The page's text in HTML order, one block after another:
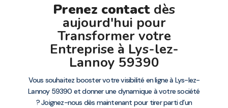
Prenez contact dès
aujourd'hui pour
Transformer votre
Entreprise à Lys-lez-
Lannoy 59390
Vous souhaitez booster votre visibilité en ligne à Lys-lez-
Lannoy 59390 et donner une dynamique à votre société
? Joignez-nous dès maintenant pour tirer parti d’un